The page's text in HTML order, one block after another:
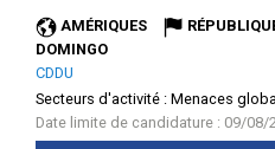
AMÉRIQUES
DOMINGO
CDDU
Secteurs d'activité : Menaces
Date limite de candidature : 09/08/